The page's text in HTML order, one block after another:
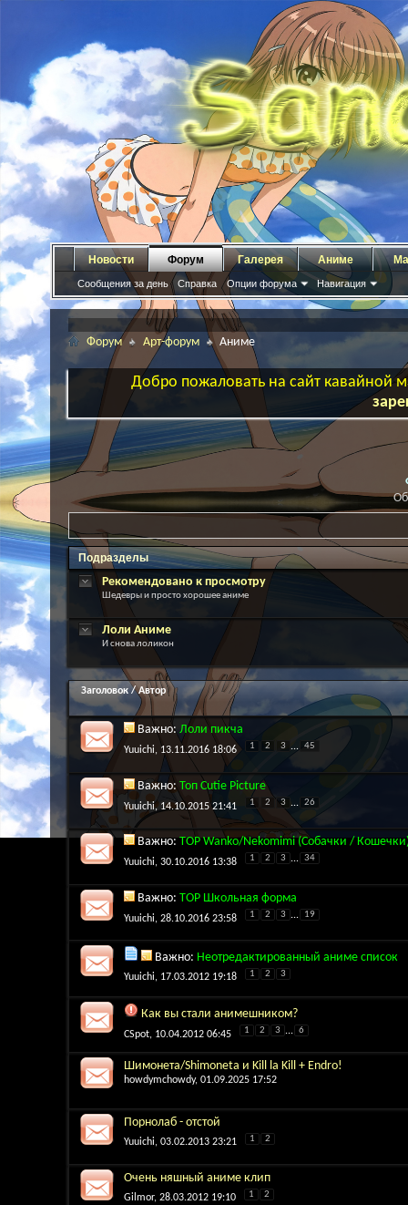
Новости Форум
Сообщения за день Справка Опции форума Навигация
Галерея Аниме
Форум Арт-форум Аниме
Добро пожаловать на сайт кавайной
Подразделы
Рекомендовано к просмотру
Шедевры и просто хорошее аниме
Лоли Аниме
И снова лоликон
Заголовок /Автор
Важно: Лоли пикча
Yuuichi, 13.11.2016 18:06 1 2 3 ... 45
Важно: Топ Cutie Picture
Yuuichi, 14.10.2015 21:41 1 2 3 ... 26
Важно:TOP Wanko/Nekomimi (Собачки /
Yuuichi, 30.10.2016 13:38 1 2 3 ... 34
Важно: TOP Школьная форма
Yuuichi, 28.10.2016 23:58 1 2 3 ... 19
Важно: Неотредактированный аниме список
Yuuichi, 17.03.2012 19:18 1 2 3
Как вы стали анимешником?
CSpot, 10.04.2012 06:45 1 2 3 ... 6
Шимонета/Shimoneta и Kill la Kill + Endro!
howdymchowdy, 01.09.2025 17:52
Порнолаб - отстой
Yuuichi, 03.02.2013 23:21 1 2
Очень няшный аниме клип
Gilmor, 28.03.2012 19:10 1 2